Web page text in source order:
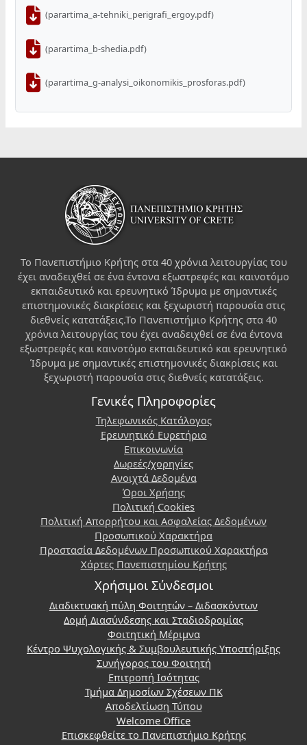
(parartima_a-tehniki_perigrafi_ergoy.pdf)
(parartima_b-shedia.pdf)
(parartima_g-analysi_oikonomikis_prosforas.pdf)
Το Πανεπιστήμιο Κρήτης στα 40 χρόνια λειτουργίας του
έχει αναδειχθεί σε ένα έντονα εξωστρεφές και καινοτόμο
εκπαιδευτικό και ερευνητικό Ίδρυμα με σημαντικές
επιστημονικές διακρίσεις και ξεχωριστή παρουσία στις
διεθνείς κατατάξεις.Το Πανεπιστήμιο Κρήτης στα 40
χρόνια λειτουργίας του έχει αναδειχθεί σε ένα έντονα
εξωστρεφές και καινοτόμο εκπαιδευτικό και ερευνητικό
Ίδρυμα με σημαντικές επιστημονικές διακρίσεις και
ξεχωριστή παρουσία στις διεθνείς κατατάξεις.
Γενικές Πληροφορίες
Τηλεφωνικός Κατάλογος
Ερευνητικό Ευρετήριο
Επικοινωνία
Δωρεές/χορηγίες
Ανοιχτά Δεδομένα
Όροι Χρήσης
Πολιτική Cookies
Πολιτική Απορρήτου και Ασφαλείας Δεδομένων
Προσωπικού Χαρακτήρα
Προστασία Δεδομένων Προσωπικού Χαρακτήρα
Χάρτες Πανεπιστημίου Κρήτης
Χρήσιμοι Σύνδεσμοι
Διαδικτυακή πύλη Φοιτητών – Διδασκόντων
Δομή Διασύνδεσης και Σταδιοδρομίας
Φοιτητική Μέριμνα
Κέντρο Ψυχολογικής & Συμβουλευτικής Υποστήριξης
Συνήγορος του Φοιτητή
Επιτροπή Ισότητας
Τμήμα Δημοσίων Σχέσεων ΠΚ
Αποδελτίωση Τύπου
Welcome Office
Επισκεφθείτε το Πανεπιστήμιο Κρήτης